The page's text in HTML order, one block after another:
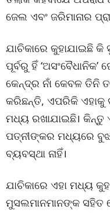
ଜେଲ ଏବଂ ଜରିମାନାର
ଯାଚିକାରେ କୁହାଯାଇଛି
ପୂର୍ବରୁ ହିଁ
କେନ୍ଦ୍ର ନାଁ କେବଳ ତିନି
କରିଛନ୍ତି, ଏପରିକି ଏହାକୁ
ମଧ୍ୟ ରଖାଯାଇଛି।
ପତ୍ନୀଙ୍କର ମଧ୍ୟରେ
ବ୍ୟବସ୍ଥା ନାହିଁ।
ଯାଚିକାରେ ଏହା ମଧ୍ୟ
ମୁସଲମାନମାନଙ୍କ ସହିତ